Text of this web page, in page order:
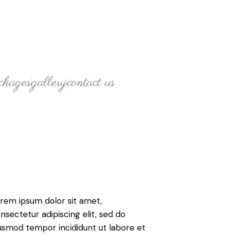
gallerycontact us
ipsum dolor sit amet,
adipiscing elit, sed do
tempor incididunt ut labore et